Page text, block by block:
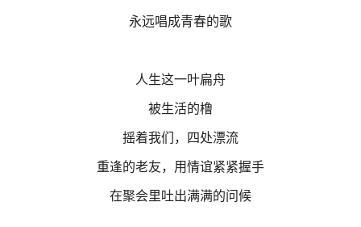
永远唱成青春的歌
人生这一叶扁舟
被生活的橹
摇着我们，四处漂流
重逢的老友，用情谊紧紧握手
在聚会里吐出满满的问候